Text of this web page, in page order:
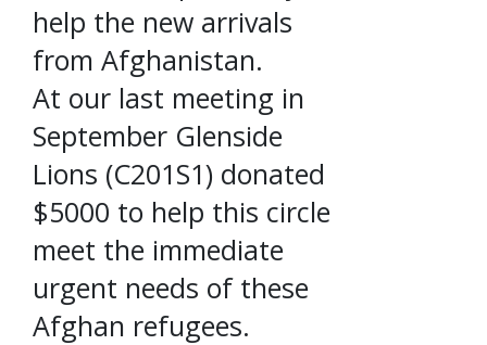
help the new arrivals
from Afghanistan.
At our last meeting in
September Glenside
Lions (C201S1) donated
$5000 to help this circle
meet the immediate
urgent needs of these
Afghan refugees.